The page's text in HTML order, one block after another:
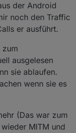
der Android
noch den Traffic
er ausführt.
zum
ausgelesen
sie ablaufen.
wenn sie es
(Das war zum
MITM und